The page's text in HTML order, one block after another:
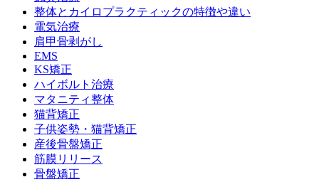
整体とカイロプラクティックの特徴や違い
電気治療
肩甲骨剥がし
EMS
KS矯正
ハイボルト治療
マタニティ整体
猫背矯正
子供姿勢・猫背矯正
産後骨盤矯正
筋膜リリース
骨盤矯正